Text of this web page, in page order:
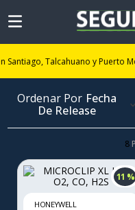
Talcahuano y Puerto
Ordenar Por Fecha
De Release
8
11 %
HONEYWELL